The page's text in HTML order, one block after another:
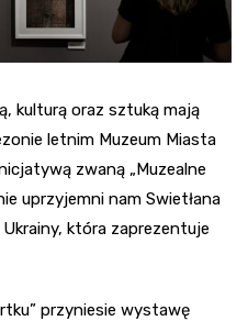
kulturą oraz sztuką mają
letnim Muzeum Miasta
zwaną „Muzealne
uprzyjemni nam Swietłana
która zaprezentuje
przyniesie wystawę